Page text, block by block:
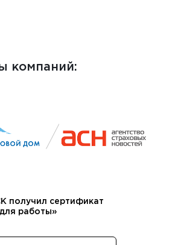
компаний:
получил сертификат
работы»